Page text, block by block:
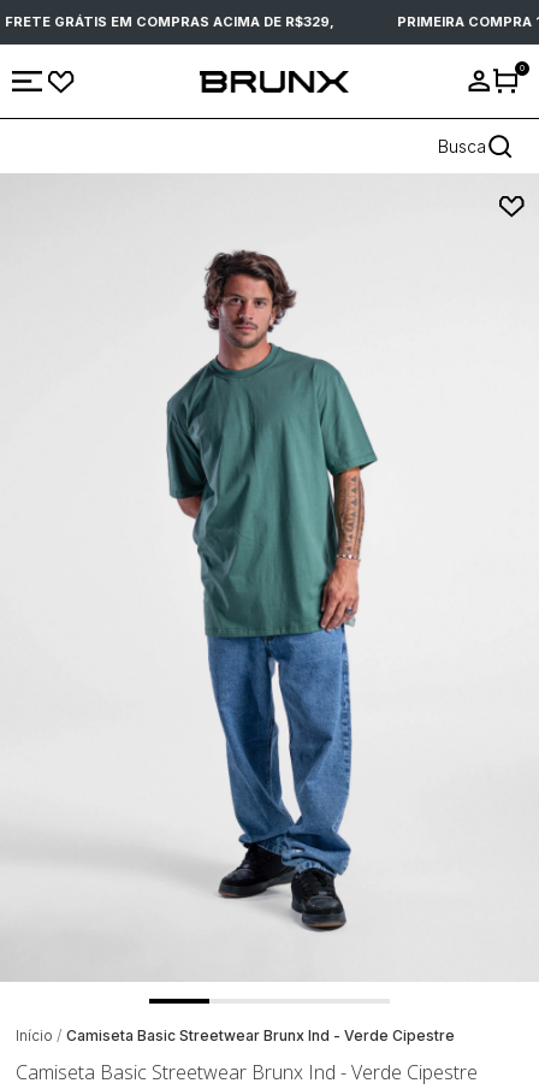
FRETE GRÁTIS EM COMPRAS ACIMA DE R$329, PRIMEIRA COMPRA
0
Busca
Início Camiseta Basic Streetwear Brunx Ind - Verde Cipestre
Camiseta Basic Streetwear Brunx Ind - Verde Cipestre